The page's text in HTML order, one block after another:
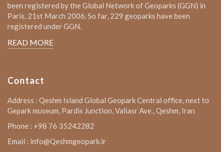
been registered by the Global Network of Geoparks (GGN) in
Paris, 21st March 2006. So far, 229 geoparks have been
registered under GGN.
READ MORE
Contact
Address : Qeshm Island Global Geopark Central office, next to
Gepark museum, Pardis Junction, Valiasr Ave., Qeshm, Iran
Phone : +98 76 35242282
Email : info@Qeshmgeopark.ir